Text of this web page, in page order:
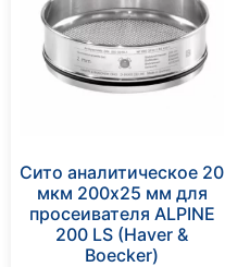
Сито аналитическое 20
мкм 200х25 мм для
просеивателя ALPINE
200 LS (Haver &
Boecker)